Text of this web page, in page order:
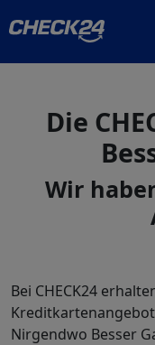
Die
Wir
Bei CHECK24
Nirgendwo Besser